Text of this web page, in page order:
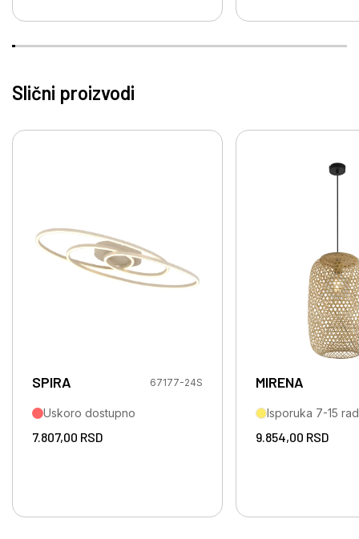
Slični proizvodi
SPIRA 67177-24S
Uskoro dostupno
7.807,00 RSD
MIRENA
Isporuka 7-15
9.854,00 RSD